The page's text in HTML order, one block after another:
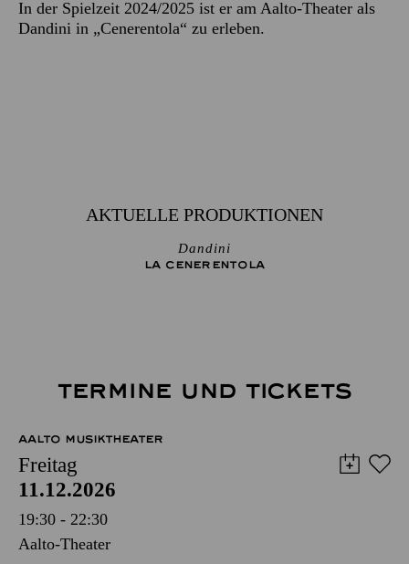
In der Spielzeit 2024/2025 ist er am Aalto-Theater als
Dandini in „Cenerentola“ zu erleben.
AKTUELLE PRODUKTIONEN
Dandini
LA CENE­RENTOLA
TERMINE UND TICKETS
AALTO MUSIKTHEATER
Freitag
11.12.2026
19:30 - 22:30
Aalto-Theater